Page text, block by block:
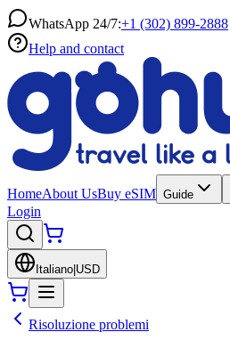
WhatsApp 24/7:+1 (302) 899-2888
Help and contact
HomeAbout UsBuy eSIM Guide
Login
Italiano USD
Risoluzione problemi